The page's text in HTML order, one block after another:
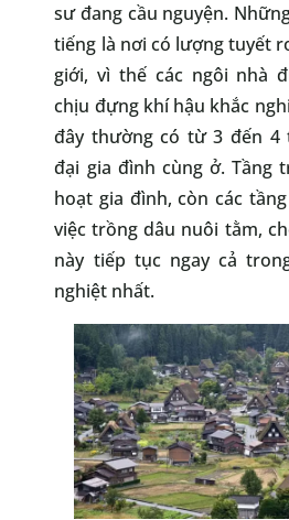
sư đang cầu nguyện.
tiếng là nơi có lượng tuyết
giới, vì thế các ngôi nhà
chịu đựng khí hậu khắc
đây thường có từ 3 đến 4
đại gia đình cùng ở. Tầng
hoạt gia đình, còn các
việc trồng dâu nuôi tằm,
này tiếp tục ngay cả
nghiệt nhất.